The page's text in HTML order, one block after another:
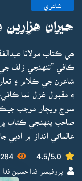
شاعري
حيران هزارين
ھي ڪتاب مولانا
شاعرن جي ڪلام ۽
۽ مقبول غزل نما
سوچ ويچار موجب
صاحب پنهنجي ڪتاب ۾
عالماڻي انداز ۾ ادبي
4.5/5.0
284
پروفيسر فدا حسين فدا